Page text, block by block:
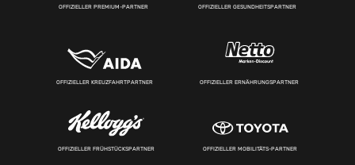
OFFIZIELLER PREMIUM-PARTNER OFFIZIELLER GESUNDHEITSPARTNER
OFFIZIELLER KREUZFAHRTPARTNER OFFIZIELLER ERNÄHRUNGSPARTNER
OFFIZIELLER FRÜHSTÜCKSPARTNER OFFIZIELLER MOBILITÄTS-PARTNER